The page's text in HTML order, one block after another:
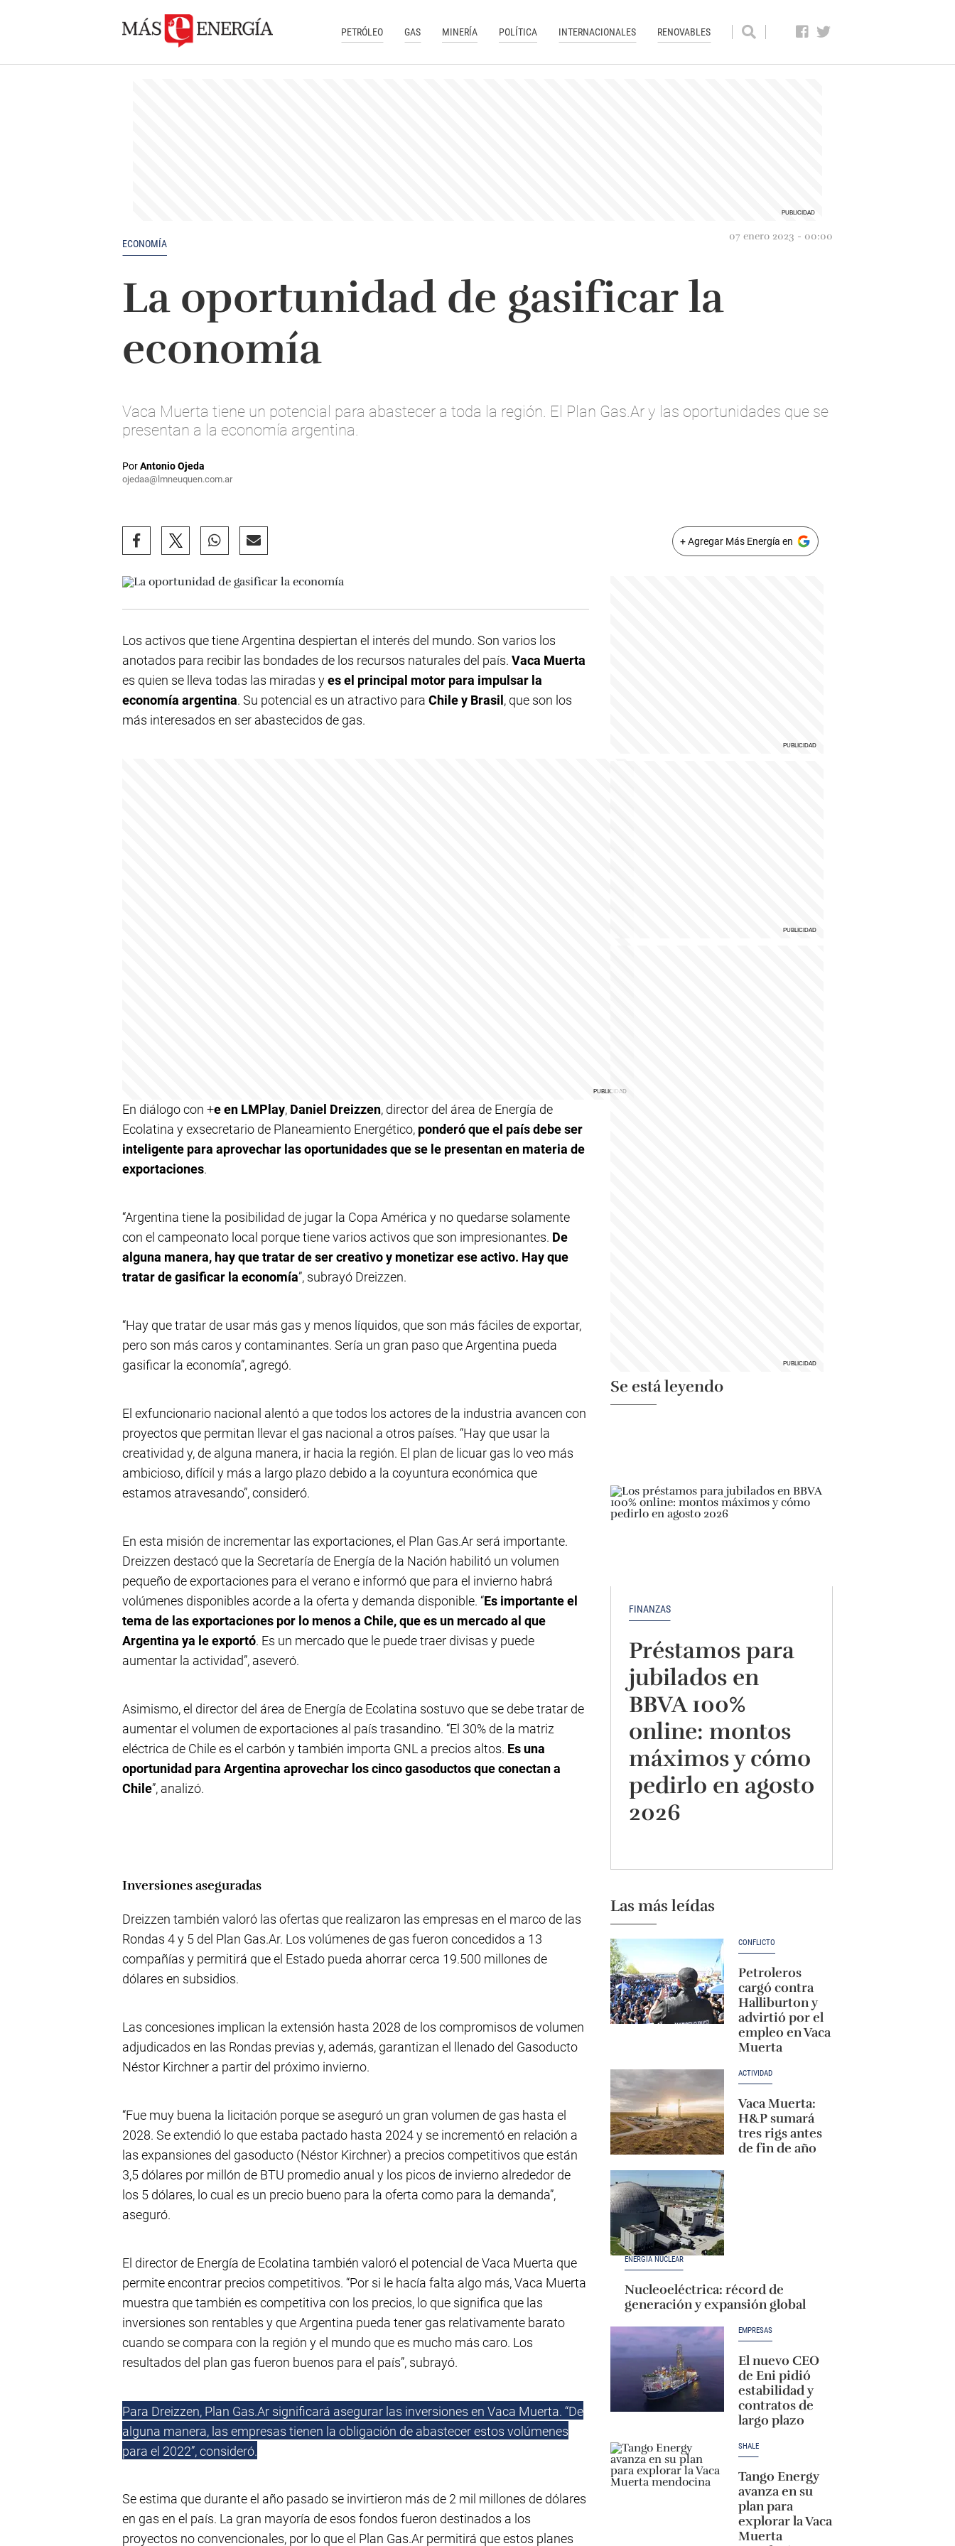
PETRÓLEO GAS MINERÍA POLÍTICA INTERNACIONALES RENOVABLES
ECONOMÍA
07 enero 2023 - 00:00
La oportunidad de gasificar la
economía
Vaca Muerta tiene un potencial para abastecer a toda la región. El Plan Gas.Ar y las oportunidades que se
presentan a la economía argentina.
PorAntonio Ojeda
ojedaa@lmneuquen.com.ar
+ Agregar Más Energía en
Los activos que tiene Argentina despiertan el interés del mundo. Son varios los
anotados para recibir las bondades de los recursos naturales del país. Vaca Muerta
es quien se lleva todas las miradas yes el principal motor para impulsar la
economía argentina. Su potencial es un atractivo para Chile y Brasil , que son los
más interesados en ser abastecidos de gas.
En diálogo con +e en LMPlay, Daniel Dreizzen, director del área de Energía de
Ecolatina y exsecretario de Planeamiento Energético, ponderó que el país debe ser
inteligente para aprovechar las oportunidades que se le presentan en materia de
exportaciones.
“Argentina tiene la posibilidad de jugar la Copa América y no quedarse solamente
con el campeonato local porque tiene varios activos que son impresionantes. De
alguna manera, hay que tratar de ser creativo y monetizar ese activo. Hay que
tratar de gasificar la economía”, subrayó Dreizzen.
“Hay que tratar de usar más gas y menos líquidos, que son más fáciles de exportar,
pero son más caros y contaminantes. Sería un gran paso que Argentina pueda
gasificar la economía”, agregó.
El exfuncionario nacional alentó a que todos los actores de la industria avancen con
proyectos que permitan llevar el gas nacional a otros países. “Hay que usar la
creatividad y, de alguna manera, ir hacia la región. El plan de licuar gas lo veo más
ambicioso, difícil y más a largo plazo debido a la coyuntura económica que
estamos atravesando”, consideró.
En esta misión de incrementar las exportaciones, el Plan Gas.Ar será importante.
Dreizzen destacó que la Secretaría de Energía de la Nación habilitó un volumen
pequeño de exportaciones para el verano e informó que para el invierno habrá
volúmenes disponibles acorde a la oferta y demanda disponible. “Es importante el
tema de las exportaciones por lo menos a Chile, que es un mercado al que
Argentina ya le exportó. Es un mercado que le puede traer divisas y puede
aumentar la actividad”, aseveró.
Asimismo, el director del área de Energía de Ecolatina sostuvo que se debe tratar de
aumentar el volumen de exportaciones al país trasandino. “El 30% de la matriz
eléctrica de Chile es el carbón y también importa GNL a precios altos. Es una
oportunidad para Argentina aprovechar los cinco gasoductos que conectan a
Chile”, analizó.
Inversiones aseguradas
Dreizzen también valoró las ofertas que realizaron las empresas en el marco de las
Rondas 4 y 5 del Plan Gas.Ar. Los volúmenes de gas fueron concedidos a 13
compañías y permitirá que el Estado pueda ahorrar cerca 19.500 millones de
dólares en subsidios.
Las concesiones implican la extensión hasta 2028 de los compromisos de volumen
adjudicados en las Rondas previas y, además, garantizan el llenado del Gasoducto
Néstor Kirchner a partir del próximo invierno.
“Fue muy buena la licitación porque se aseguró un gran volumen de gas hasta el
2028. Se extendió lo que estaba pactado hasta 2024 y se incrementó en relación a
las expansiones del gasoducto (Néstor Kirchner) a precios competitivos que están
3,5 dólares por millón de BTU promedio anual y los picos de invierno alrededor de
los 5 dólares, lo cual es un precio bueno para la oferta como para la demanda”,
aseguró.
El director de Energía de Ecolatina también valoró el potencial de Vaca Muerta que
permite encontrar precios competitivos. “Por si le hacía falta algo más, Vaca Muerta
muestra que también es competitiva con los precios, lo que significa que las
inversiones son rentables y que Argentina pueda tener gas relativamente barato
cuando se compara con la región y el mundo que es mucho más caro. Los
resultados del plan gas fueron buenos para el país”, subrayó.
Para Dreizzen, Plan Gas.Ar significará asegurar las inversiones en Vaca Muerta. “De
alguna manera, las empresas tienen la obligación de abastecer estos volúmenes
para el 2022”, consideró.
Se estima que durante el año pasado se invirtieron más de 2 mil millones de dólares
en gas en el país. La gran mayoría de esos fondos fueron destinados a los
proyectos no convencionales, por lo que el Plan Gas.Ar permitirá que estos planes
Se está leyendo
FINANZAS
Préstamos para
jubilados en
BBVA 100%
online: montos
máximos y cómo
pedirlo en agosto
2026
Las más leídas
CONFLICTO
Petroleros
cargó contra
Halliburton y
advirtió por el
empleo en Vaca
Muerta
ACTIVIDAD
Vaca Muerta:
H&P sumará
tres rigs antes
de fin de año
ENERGÍA NUCLEAR
Nucleoeléctrica: récord de
generación y expansión global
EMPRESAS
El nuevo CEO
de Eni pidió
estabilidad y
contratos de
largo plazo
SHALE
Tango Energy
avanza en su
plan para
explorar la Vaca
Muerta